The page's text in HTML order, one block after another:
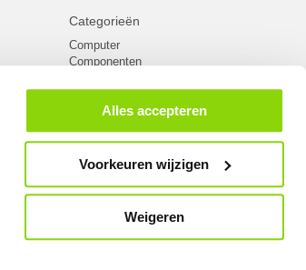
Alles accepteren
Voorkeuren wijzigen
Weigeren
Categorieën
Computer
Componenten
Kabels
Netwerk
Gaming laptops
PC Systemen
Megekko fanshop